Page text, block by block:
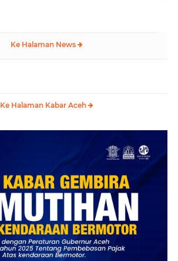
Ke Halaman News
Ke Halaman Kabar Aceh